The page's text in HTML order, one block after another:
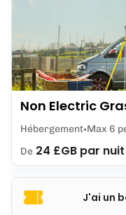
J'ai un
Non Electric
Hébergement Max 6
De 24 £GB par nuit